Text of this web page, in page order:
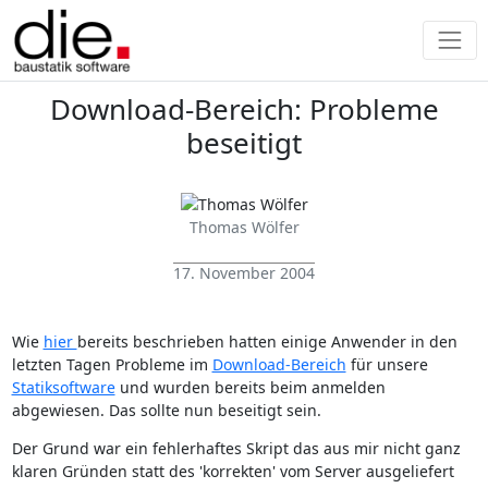
Download-Bereich: Probleme
beseitigt
Thomas Wölfer
17. November 2004
Wie hier bereits beschrieben hatten einige Anwender in den
letzten Tagen Probleme im Download-Bereich für unsere
Statiksoftwareund wurden bereits beim anmelden
abgewiesen. Das sollte nun beseitigt sein.
Der Grund war ein fehlerhaftes Skript das aus mir nicht ganz
klaren Gründen statt des 'korrekten' vom Server ausgeliefert